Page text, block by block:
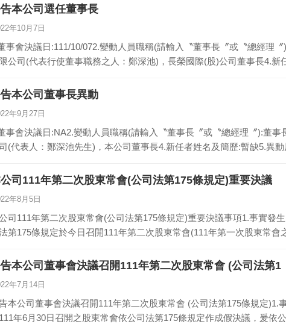
本公司選任董事長
年10月7日
事會決議日:111/10/072.變動人員職稱(請輸入〝董事長〞或〝總經理
公司(代表行使董事職務之人：鄭深池)，長榮國際(股)公司董事長4.新
本公司董事長異動
年9月27日
事會決議日:NA2.變動人員職稱(請輸入〝董事長〞或〝總經理〞):董
(代表人：鄭深池先生)，本公司董事長4.新任者姓名及簡歷:暫缺5.異
司111年第二次股東常會(公司法第175條規定)重要決議
年8月5日
司111年第二次股東常會(公司法第175條規定)重要決議事項1.事實發
第175條規定於今日召開111年第二次股東常會(111年第一次股東常會
本公司董事會決議召開111年第二次股東常會 (公司法第1
年7月14日
本公司董事會決議召開111年第二次股東常會 (公司法第175條規定)1.
年6月30日召開之股東常會依公司法第175條規定作成假決議，爰依